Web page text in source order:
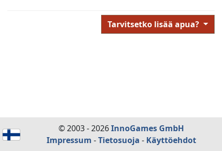
Tarvitsetko lisää apua?
© 2003 - 2026InnoGames GmbH
Impressum -Tietosuoja - Käyttöehdot